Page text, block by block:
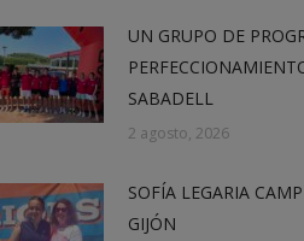
UN GRUPO DE
SABADELL
2 agosto, 2026
SOFÍA LEGARIA
GIJÓN